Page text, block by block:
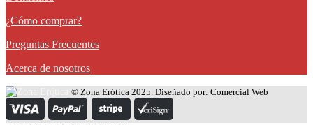
¿Cómo comprar?
Preguntas Frecuentes
Acerca de nosotros
© Zona Erótica 2025. Diseñado por: Comercial Web